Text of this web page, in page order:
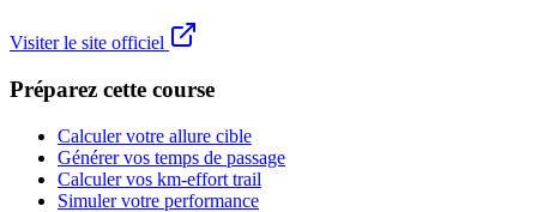
Visiter le site officiel
Préparez cette course
Calculer votre allure cible
Générer vos temps de passage
Calculer vos km-effort trail
Simuler votre performance